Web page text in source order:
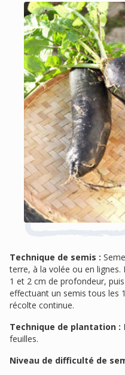
Technique de semis :
terre, à la volée ou en
1 et 2 cm de profondeur,
effectuant un semis tous les
récolte continue.
Technique de plantation :
feuilles.
Niveau de difficulté de